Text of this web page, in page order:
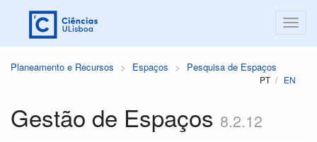
Planeamento e Recursos Espaços Pesquisa de Espaços
PT EN
Gestão de Espaços 8.2.12